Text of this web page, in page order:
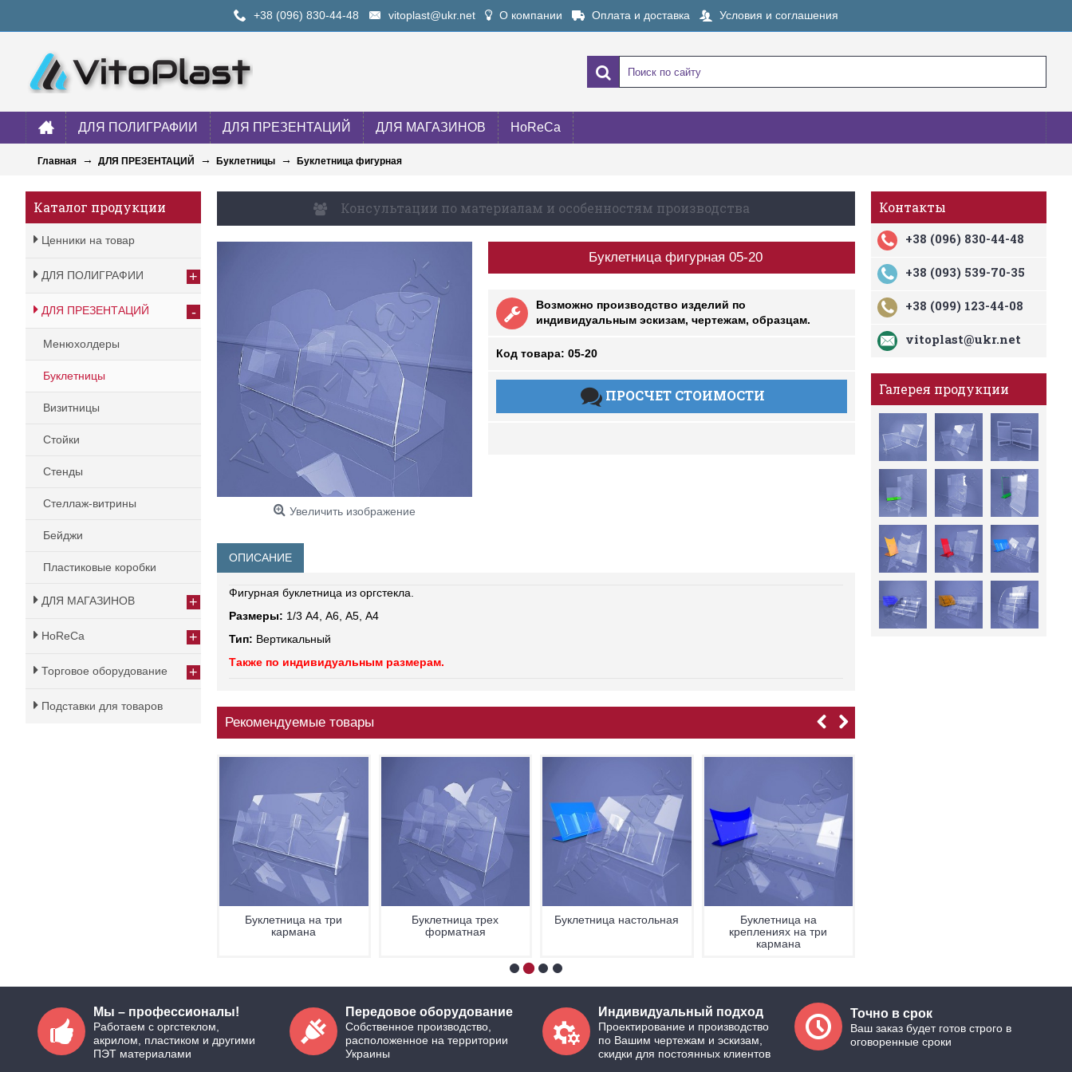
+38 (096) 830-44-48 vitoplast@ukr.net О компании Оплата и доставка Условия и соглашения
ДЛЯ ПОЛИГРАФИИ ДЛЯ ПРЕЗЕНТАЦИЙ ДЛЯ МАГАЗИНОВ HoReCa
Главная ДЛЯ ПРЕЗЕНТАЦИЙ Буклетницы Буклетница фигурная
Каталог продукции
Ценники на товар
ДЛЯ ПОЛИГРАФИИ +
ДЛЯ ПРЕЗЕНТАЦИЙ -
Менюхолдеры
Буклетницы
Визитницы
Стойки
Стенды
Стеллаж-витрины
Бейджи
Пластиковые коробки
ДЛЯ МАГАЗИНОВ +
HoReCa +
Торговое оборудование +
Подставки для товаров
Контакты
+38 (096) 830-44-48
+38 (093) 539-70-35
+38 (099) 123-44-08
vitoplast@ukr.net
Галерея продукции
Консультации по материалам и особенностям производства
Увеличить изображение
Буклетница фигурная 05-20
Возможно производство изделий по
индивидуальным эскизам, чертежам, образцам.
Код товара: 05-20
ПРОСЧЕТ СТОИМОСТИ
ОПИСАНИЕ
Фигурная буклетница из оргстекла.
Размеры: 1/3 А4, А6, А5, А4
Тип: Вертикальный
Также по индивидуальным размерам.
Рекомендуемые товары
Буклетница на три
кармана
Буклетница трех
форматная
Буклетница настольная
Буклетница на
креплениях на три
кармана
Мы – профессионалы!
Работаем с оргстеклом,
акрилом, пластиком и другими
ПЭТ материалами
Передовое оборудование
Собственное производство,
расположенное на территории
Украины
Индивидуальный подход
Проектирование и производство
по Вашим чертежам и эскизам,
скидки для постоянных клиентов
Точно в срок
Ваш заказ будет готов строго в
оговоренные сроки